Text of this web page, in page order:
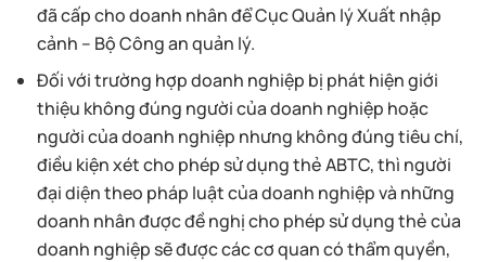
đã cấp cho doanh nhân để Cục Quản lý Xuất nhập
cảnh – Bộ Công an quản lý.
Đối với trường hợp doanh nghiệp bị phát hiện giới
thiệu không đúng người của doanh nghiệp hoặc
người của doanh nghiệp nhưng không đúng tiêu chí,
điều kiện xét cho phép sử dụng thẻ ABTC, thì người
đại diện theo pháp luật của doanh nghiệp và những
doanh nhân được đề nghị cho phép sử dụng thẻ của
doanh nghiệp sẽ được các cơ quan có thẩm quyền,